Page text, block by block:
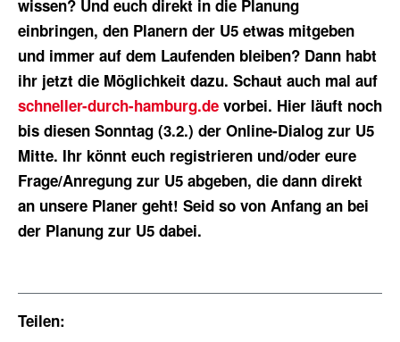
wissen? Und euch direkt in die Planung
einbringen, den Planern der U5 etwas mitgeben
und immer auf dem Laufenden bleiben? Dann habt
ihr jetzt die Möglichkeit dazu. Schaut auch mal auf
schneller-durch-hamburg.de vorbei. Hier läuft noch
bis diesen Sonntag (3.2.) der Online-Dialog zur U5
Mitte. Ihr könnt euch registrieren und/oder eure
Frage/Anregung zur U5 abgeben, die dann direkt
an unsere Planer geht! Seid so von Anfang an bei
der Planung zur U5 dabei.
Teilen: